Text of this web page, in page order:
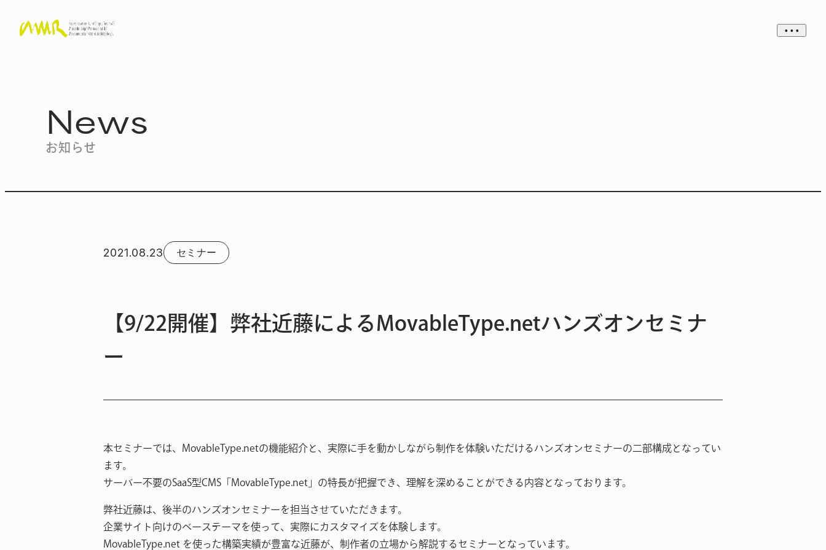
• • •
News
お知らせ
2021.08.23 セミナー
【9/22開催】弊社近藤によるMovableType.netハンズオンセミナ
ー
本セミナーでは、MovableType.netの機能紹介と、実際に手を動かしながら制作を体験いただけるハンズオンセミナーの二部構成となってい
ます。
サーバー不要のSaaS型CMS「MovableType.net」の特長が把握でき、理解を深めることができる内容となっております。
弊社近藤は、後半のハンズオンセミナーを担当させていただきます。
企業サイト向けのベーステーマを使って、実際にカスタマイズを体験します。
MovableType.net を使った構築実績が豊富な近藤が、制作者の立場から解説するセミナーとなっています。